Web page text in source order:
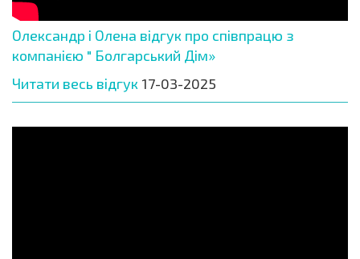
Олександр і Олена відгук про співпрацю з
компанією " Болгарський Дім»
Читати весь відгук 17-03-2025